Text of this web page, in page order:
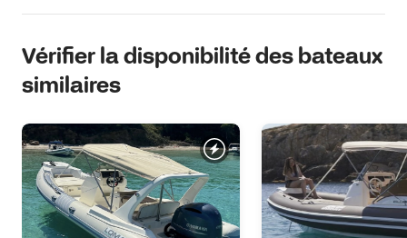
Vérifier la disponibilité des bateaux
similaires